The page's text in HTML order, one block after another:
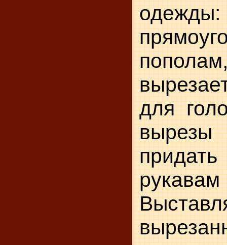
для
вырезы